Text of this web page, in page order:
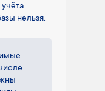
нельзя.